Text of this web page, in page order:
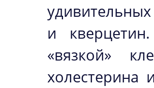
и
«вязкой»
холестерина